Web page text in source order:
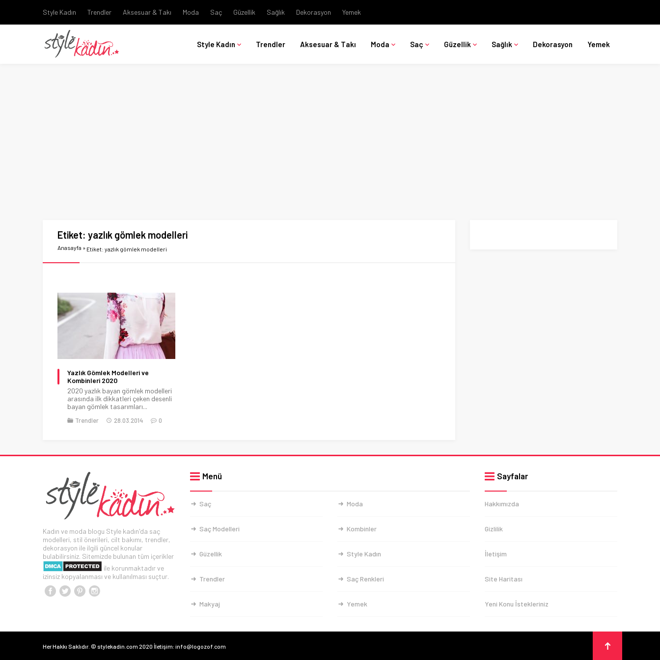
Style Kadın Trendler Aksesuar & Takı Moda Saç Güzellik Sağlık Dekorasyon Yemek
Style Kadın Trendler Aksesuar & Takı Moda Saç Güzellik Sağlık Dekorasyon Yemek
Etiket: yazlık gömlek modelleri
Anasayfa » Etiket: yazlık gömlek modelleri
Yazlık Gömlek Modelleri ve
Kombinleri 2020
2020 yazlık bayan gömlek modelleri
arasında ilk dikkatleri çeken desenli
bayan gömlek tasarımları...
Trendler 28.03.2014 0
Kadın ve moda blogu Style kadın'da saç
modelleri, stil önerileri, cilt bakımı, trendler,
dekorasyon ile ilgili güncel konular
bulabilirsiniz. Sitemizde bulunan tüm içerikler
ile korunmaktadır ve
izinsiz kopyalanması ve kullanılması suçtur.
Menü
Saç Moda
Saç Modelleri Kombinler
Güzellik Style Kadın
Trendler Saç Renkleri
Makyaj Yemek
Sayfalar
Hakkımızda
Gizlilik
İletişim
Site Haritası
Yeni Konu İstekleriniz
Her Hakkı Saklıdır. © stylekadin.com 2020 İletişim: info@logozof.com